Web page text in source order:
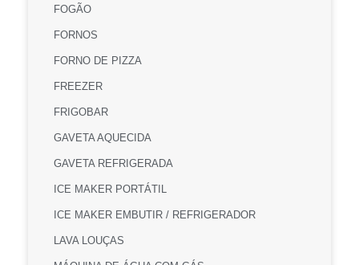
FOGÃO
FORNOS
FORNO DE PIZZA
FREEZER
FRIGOBAR
GAVETA AQUECIDA
GAVETA REFRIGERADA
ICE MAKER PORTÁTIL
ICE MAKER EMBUTIR / REFRIGERADOR
LAVA LOUÇAS